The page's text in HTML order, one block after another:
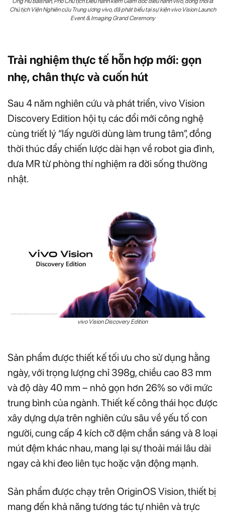
Chủ tịch Viện Nghiên cứu Trung ương vivo, đã phát biểu tại sự kiện vivo Vision Launch
Event & Imaging Grand Ceremony
Trải nghiệm thực tế hỗn hợp mới: gọn
nhẹ, chân thực và cuốn hút
Sau 4 năm nghiên cứu và phát triển, vivo Vision
Discovery Edition hội tụ các đổi mới công nghệ
cùng triết lý “lấy người dùng làm trung tâm”, đồng
thời thúc đẩy chiến lược dài hạn về robot gia đình,
đưa MR từ phòng thí nghiệm ra đời sống thường
nhật.
vivo Vision Discovery Edition
Sản phẩm được thiết kế tối ưu cho sử dụng hằng
ngày, với trọng lượng chỉ 398g, chiều cao 83 mm
và độ dày 40 mm – nhỏ gọn hơn 26% so với mức
trung bình của ngành. Thiết kế công thái học được
xây dựng dựa trên nghiên cứu sâu về yếu tố con
người, cung cấp 4 kích cỡ đệm chắn sáng và 8 loại
mút đệm khác nhau, mang lại sự thoải mái lâu dài
ngay cả khi đeo liên tục hoặc vận động mạnh.
Sản phẩm được chạy trên OriginOS Vision, thiết bị
mang đến khả năng tương tác tự nhiên và trực